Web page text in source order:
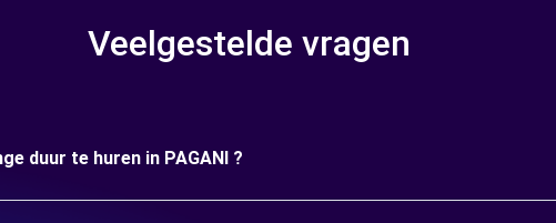
Veelgestelde vragen
duur te huren in PAGANI ?